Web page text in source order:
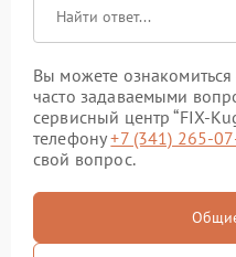
Вы можете
часто задаваемыми
сервисный центр “FIX-
телефону+7 (341) 265-
свой вопрос.